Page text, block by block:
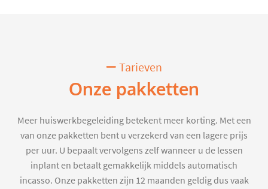
Tarieven
Onze pakketten
Meer huiswerkbegeleiding betekent meer korting. Met een
van onze pakketten bent u verzekerd van een lagere prijs
per uur. U bepaalt vervolgens zelf wanneer u de lessen
inplant en betaalt gemakkelijk middels automatisch
incasso. Onze pakketten zijn 12 maanden geldig dus vaak